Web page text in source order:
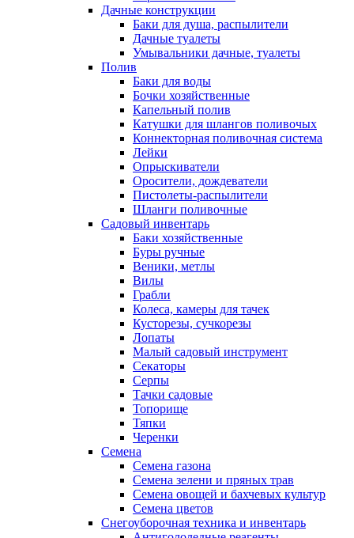
Дачные конструкции
Баки для душа, распылители
Дачные туалеты
Умывальники дачные, туалеты
Полив
Баки для воды
Бочки хозяйственные
Капельный полив
Катушки для шлангов поливочых
Коннекторная поливочная система
Лейки
Опрыскиватели
Оросители, дождеватели
Пистолеты-распылители
Шланги поливочные
Садовый инвентарь
Баки хозяйственные
Буры ручные
Веники, метлы
Вилы
Грабли
Колеса, камеры для тачек
Кусторезы, сучкорезы
Лопаты
Малый садовый инструмент
Секаторы
Серпы
Тачки садовые
Топорище
Тяпки
Черенки
Семена
Семена газона
Семена зелени и пряных трав
Семена овощей и бахчевых культур
Семена цветов
Снегоуборочная техника и инвентарь